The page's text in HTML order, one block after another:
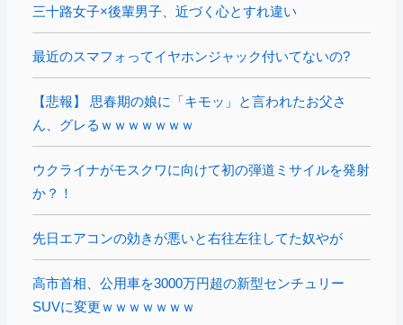
三十路女子×後輩男子、近づく心とすれ違い
最近のスマフォってイヤホンジャック付いてないの?
【悲報】 思春期の娘に「キモッ」と言われたお父さ
ん、グレるｗｗｗｗｗｗｗ
ウクライナがモスクワに向けて初の弾道ミサイルを発射
か？！
先日エアコンの効きが悪いと右往左往してた奴やが
高市首相、公用車を3000万円超の新型センチュリー
SUVに変更ｗｗｗｗｗｗｗ